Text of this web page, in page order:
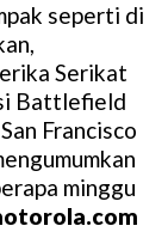
seperti di
Serikat
Battlefield
Francisco
minggu